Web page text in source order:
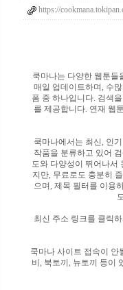
https://
쿡마나는 다양한 웹툰들
매일 업데이트하며, 수
폼 중 하나입니다. 검색
를 제공합니다. 연재 웹
쿡마나에서는 최신, 인
작품을 분류하고 있어
도와 다양성이 뛰어나서
지만, 무료로도 충분히
으며, 제목 필터를 이용
최신 주소 링크를 클릭
쿡마나 사이트 접속이 안
비, 북토끼, 뉴토끼 등이